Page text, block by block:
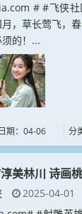
# #飞侠
，草长莺飞，
的！...
日期：04-06 分
美林川 诗画
2025-04-01